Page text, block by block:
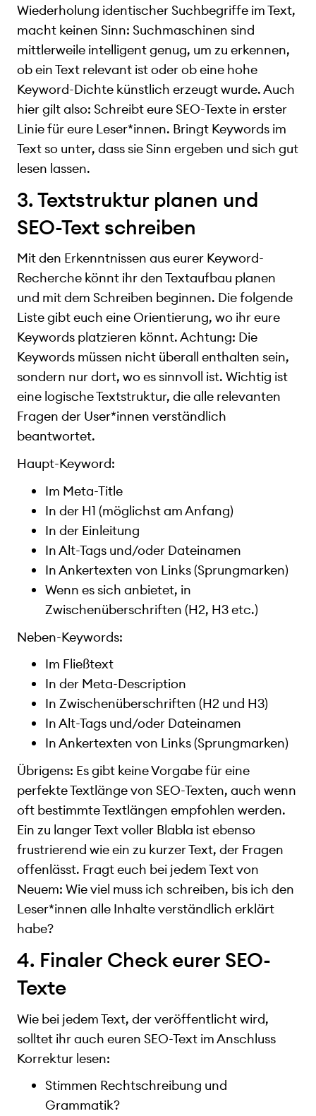
Wiederholung identischer Suchbegriffe im Text,
macht keinen Sinn: Suchmaschinen sind
mittlerweile intelligent genug, um zu erkennen,
ob ein Text relevant ist oder ob eine hohe
Keyword-Dichte künstlich erzeugt wurde. Auch
hier gilt also: Schreibt eure SEO-Texte in erster
Linie für eure Leser*innen. Bringt Keywords im
Text so unter, dass sie Sinn ergeben und sich gut
lesen lassen.
3. Textstruktur planen und
SEO-Text schreiben
Mit den Erkenntnissen aus eurer Keyword-
Recherche könnt ihr den Textaufbau planen
und mit dem Schreiben beginnen. Die folgende
Liste gibt euch eine Orientierung, wo ihr eure
Keywords platzieren könnt. Achtung: Die
Keywords müssen nicht überall enthalten sein,
sondern nur dort, wo es sinnvoll ist. Wichtig ist
eine logische Textstruktur, die alle relevanten
Fragen der User*innen verständlich
beantwortet.
Haupt-Keyword:
Im Meta-Title
In der H1 (möglichst am Anfang)
In der Einleitung
In Alt-Tags und/oder Dateinamen
In Ankertexten von Links (Sprungmarken)
Wenn es sich anbietet, in
Zwischenüberschriften (H2, H3 etc.)
Neben-Keywords:
Im Fließtext
In der Meta-Description
In Zwischenüberschriften (H2 und H3)
In Alt-Tags und/oder Dateinamen
In Ankertexten von Links (Sprungmarken)
Übrigens: Es gibt keine Vorgabe für eine
perfekte Textlänge von SEO-Texten, auch wenn
oft bestimmte Textlängen empfohlen werden.
Ein zu langer Text voller Blabla ist ebenso
frustrierend wie ein zu kurzer Text, der Fragen
offenlässt. Fragt euch bei jedem Text von
Neuem: Wie viel muss ich schreiben, bis ich den
Leser*innen alle Inhalte verständlich erklärt
habe?
4. Finaler Check eurer SEO-
Texte
Wie bei jedem Text, der veröffentlicht wird,
solltet ihr auch euren SEO-Text im Anschluss
Korrektur lesen:
Stimmen Rechtschreibung und
Grammatik?